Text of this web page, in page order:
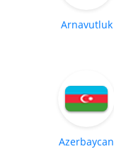
Arnavutluk
Azerbaycan